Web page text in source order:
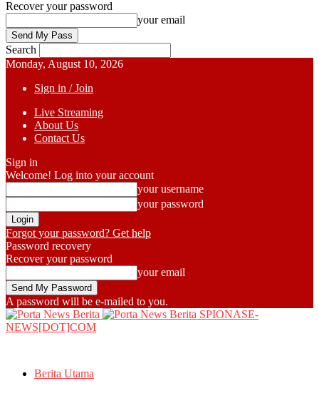
Recover your password
your email
Search
Monday, August 10, 2026
Sign in / Join
Live Streaming
About Us
Contact Us
Sign in
Welcome! Log into your account
your username
your password
Forgot your password? Get help
Password recovery
Recover your password
your email
A password will be e-mailed to you.
SPIONASE-
NEWS[DOT]COM
Berita Utama